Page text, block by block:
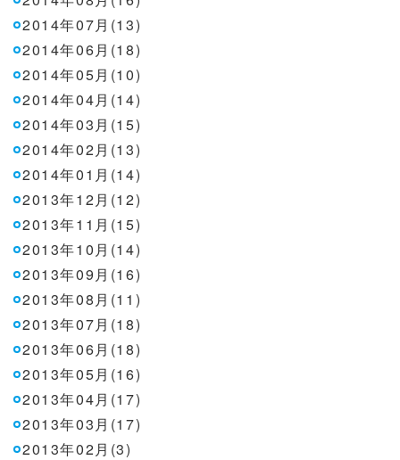
2014年07月(13)
2014年06月(18)
2014年05月(10)
2014年04月(14)
2014年03月(15)
2014年02月(13)
2014年01月(14)
2013年12月(12)
2013年11月(15)
2013年10月(14)
2013年09月(16)
2013年08月(11)
2013年07月(18)
2013年06月(18)
2013年05月(16)
2013年04月(17)
2013年03月(17)
2013年02月(3)